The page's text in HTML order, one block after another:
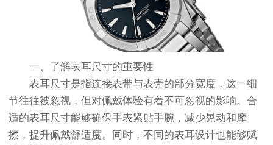
一、了解表耳尺寸的重要性
表耳尺寸是指连接表带与表壳的部分宽度，这一细
节往往被忽视，但对佩戴体验有着不可忽视的影响。合
适的表耳尺寸能够确保手表紧贴手腕，减少晃动和摩
擦，提升佩戴舒适度。同时，不同的表耳设计也能够赋